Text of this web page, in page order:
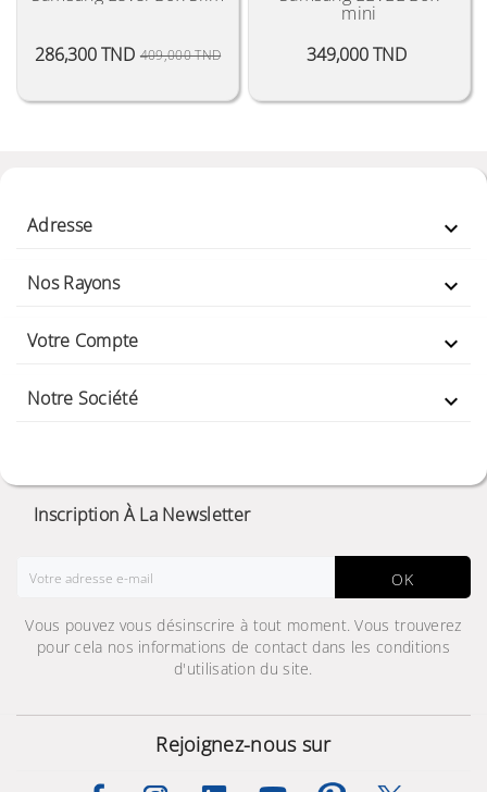
286,300 TND 409,000 TNDPrix Public
Prix
mini
349,000 TND
Adresse 
Nos Rayons 
Votre Compte 
Notre Société 
Inscription À La Newsletter
OK
Vous pouvez vous désinscrire à tout moment. Vous trouverez
pour cela nos informations de contact dans les conditions
d'utilisation du site.
Rejoignez-nous sur